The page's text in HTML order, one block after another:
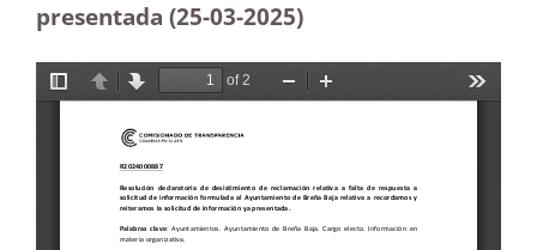
presentada (25-03-2025)